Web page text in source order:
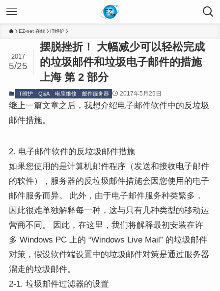
EZ-net 在线 IT维护
摆脱挫折！ 大幅减少可以轻松完成
的垃圾邮件和垃圾电子邮件的措施
上海 第 2 部分
2017
5/25
IT维护 Q&A 电脑维修 邮件服务器 2017年5月25日
继上一篇文章之后，我想介绍电子邮件软件中的反垃圾
邮件措施。
2. 电子邮件软件的反垃圾邮件措施
如果您使用的是计算机邮件程序（发送和接收电子邮件
的软件），服务器的反垃圾邮件措施会因您使用的电子
邮件服务而异。 此外，由于电子邮件服务种类繁多，
因此很难单独解释每一种，这与只有几种类型的移动运
营商不同。 因此，在这里，我们将解释最初安装在许
多 Windows PC 上的 “Windows Live Mail” 的垃圾邮件
对策，假设软件端设置中的垃圾邮件对策是通过服务器
溜走的垃圾邮件。
2-1. 垃圾邮件过滤器的设置